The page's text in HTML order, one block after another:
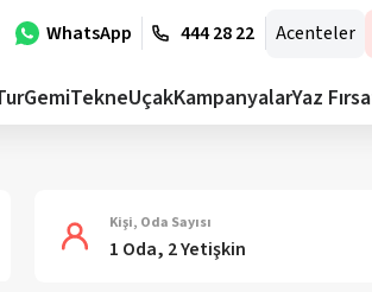
WhatsApp 444 28 22 Acenteler
GemiTekneUçakKampanyalarYaz
Kişi, Oda Sayısı
1 Oda, 2 Yetişkin